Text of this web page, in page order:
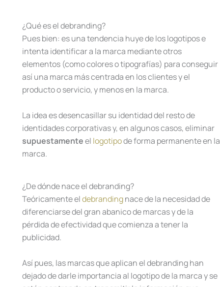
¿Qué es el debranding?
Pues bien: es una tendencia huye de los logotipos e
intenta identificar a la marca mediante otros
elementos (como colores o tipografías) para conseguir
así una marca más centrada en los clientes y el
producto o servicio, y menos en la marca.
La idea es desencasillar su identidad del resto de
identidades corporativas y, en algunos casos, eliminar
supuestamenteel logotipode forma permanente en la
marca.
¿De dónde nace el debranding?
Teóricamente eldebrandingnace de la necesidad de
diferenciarse del gran abanico de marcas y de la
pérdida de efectividad que comienza a tener la
publicidad.
Así pues, las marcas que aplican el debranding han
dejado de darle importancia al logotipo de la marca y se